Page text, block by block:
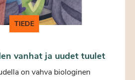
TIEDE
vanhat ja uudet tuulet
on vahva biologinen